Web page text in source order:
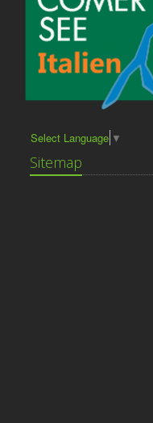
Select Language ▼
Sitemap